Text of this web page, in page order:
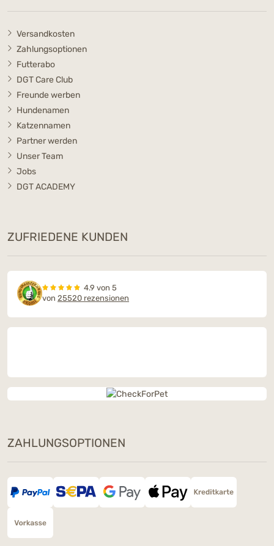
Versandkosten
Zahlungsoptionen
Futterabo
DGT Care Club
Freunde werben
Hundenamen
Katzennamen
Partner werden
Unser Team
Jobs
DGT ACADEMY
ZUFRIEDENE KUNDEN
4.9 von 5
von 25520 rezensionen
ZAHLUNGSOPTIONEN